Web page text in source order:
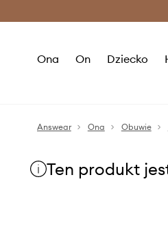
Ona On Dziecko
Answear Ona Obuwie
Ten produkt